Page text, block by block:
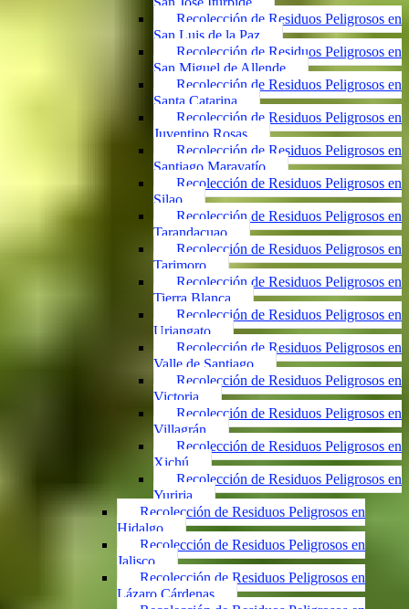
Recolección de Residuos Peligrosos en
San Luis de la Paz
Recolección de Residuos Peligrosos en
San Miguel de Allende
Recolección de Residuos Peligrosos en
Santa Catarina
Recolección de Residuos Peligrosos en
Juventino Rosas
Recolección de Residuos Peligrosos en
Santiago Maravatío
Recolección de Residuos Peligrosos en
Silao
Recolección de Residuos Peligrosos en
Tarandacuao
Recolección de Residuos Peligrosos en
Tarimoro
Recolección de Residuos Peligrosos en
Tierra Blanca
Recolección de Residuos Peligrosos en
Uriangato
Recolección de Residuos Peligrosos en
Valle de Santiago
Recolección de Residuos Peligrosos en
Victoria
Recolección de Residuos Peligrosos en
Villagrán
Recolección de Residuos Peligrosos en
Xichú
Recolección de Residuos Peligrosos en
Yuriria
Recolección de Residuos Peligrosos en
Hidalgo
Recolección de Residuos Peligrosos en
Jalisco
Recolección de Residuos Peligrosos en
Lázaro Cárdenas